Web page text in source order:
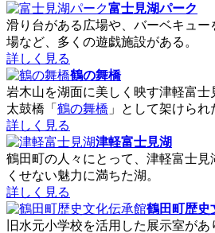
富士見湖パーク
滑り台がある広場や、バーベキュ
場など、多くの遊戯施設がある。
詳しく見る
鶴の舞橋
岩木山を湖面に美しく映す津軽富
太鼓橋「 鶴の舞橋 」として架けられ
詳しく見る
津軽富士見湖
鶴田町の人々にとって、津軽富士
くせない魅力に満ちた湖。
詳しく見る
鶴田町歴史
旧水元小学校を活用した展示室が